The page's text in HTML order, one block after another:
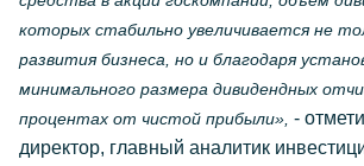
которых стабильно увеличивается не
развития бизнеса, но и благодаря
минимального размера дивидендных
процентах от чистой прибыли», -
директор, главный аналитик